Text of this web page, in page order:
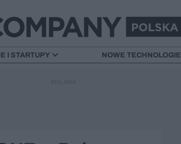
I STARTUPY NOWE TECHNOLOGIE